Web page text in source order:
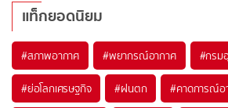
แท็กยอดนิยม
#สภาพอากาศ #พยากรณ์อากาศ #กรม
#ย่อโลกเศรษฐกิจ #ฝนตก #คาดการณ์อ